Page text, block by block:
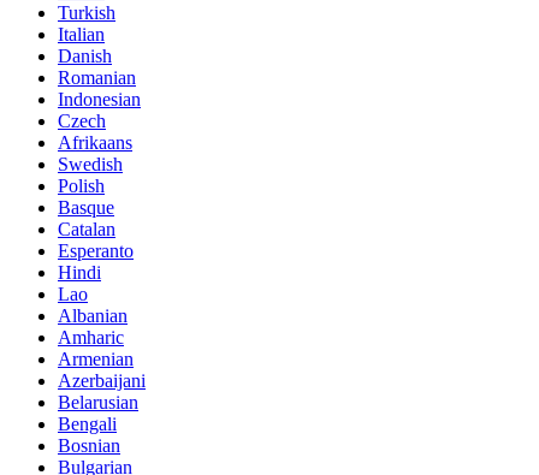
Turkish
Italian
Danish
Romanian
Indonesian
Czech
Afrikaans
Swedish
Polish
Basque
Catalan
Esperanto
Hindi
Lao
Albanian
Amharic
Armenian
Azerbaijani
Belarusian
Bengali
Bosnian
Bulgarian